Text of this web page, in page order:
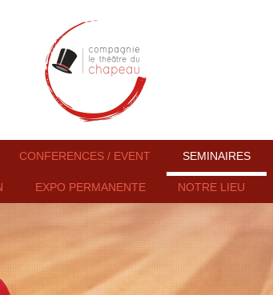
CONFERENCES / EVENT SEMINAIRES
EXPO PERMANENTE NOTRE LIEU